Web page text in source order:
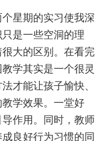
星期的实习使我深
是一些空洞的理
大的区别。在看完
学其实是一个很灵
才能让孩子愉快、
学效果。一堂好
作用。同时，教师
良好行为习惯的同